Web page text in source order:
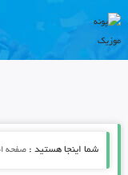
شما اینجا هستید : صفحه